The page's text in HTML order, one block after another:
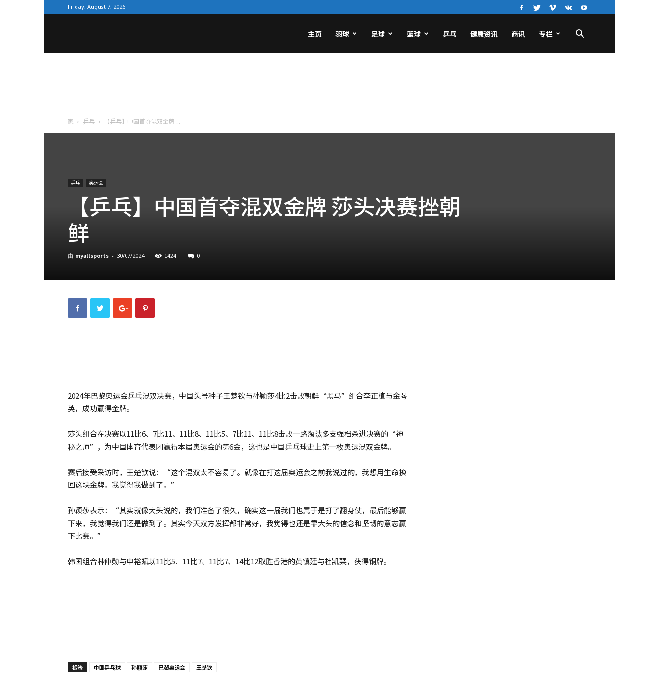
Friday, August 7, 2026
主页 羽球 足球 篮球 乒乓 健康资讯 商讯 专栏
家 乒乓 【乒乓】中国首夺混双金牌 ...
乒乓 奥运会
【乒乓】中国首夺混双金牌 莎头决赛挫朝
鲜
由 myallsports - 30/07/2024 1424 0
2024年巴黎奥运会乒乓混双决赛，中国头号种子王楚钦与孙颖莎4比2击败朝鲜“黑马”组合李正植与金琴
英，成功赢得金牌。
莎头组合在决赛以11比6、7比11、11比8、11比5、7比11、11比8击败一路淘汰多支强档杀进决赛的“神
秘之师”，为中国体育代表团赢得本届奥运会的第6金，这也是中国乒乓球史上第一枚奥运混双金牌。
赛后接受采访时，王楚钦说：“这个混双太不容易了。就像在打这届奥运会之前我说过的，我想用生命换
回这块金牌。我觉得我做到了。”
孙颖莎表示：“其实就像大头说的，我们准备了很久，确实这一届我们也属于是打了翻身仗，最后能够赢
下来，我觉得我们还是做到了。其实今天双方发挥都非常好，我觉得也还是靠大头的信念和坚韧的意志赢
下比赛。”
韩国组合林仲勋与申裕斌以11比5、11比7、11比7、14比12取胜香港的黄镇廷与杜凯琹，获得铜牌。
标签 中国乒乓球 孙颖莎 巴黎奥运会 王楚钦